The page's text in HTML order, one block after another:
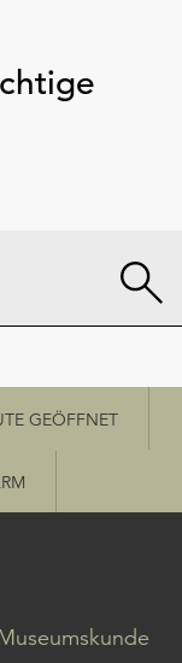
GEÖFFNET